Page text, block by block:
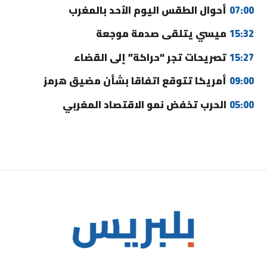
07:00 أحوال الطقس اليوم الأحد بالمغرب
15:32 ميسي يتلقى صدمة موجعة
15:27تصريحات تجر “حراكة” إلى القضاء
09:00 أمريكا تتوقع اتفاقا بشأن مضيق هرمز
05:00 الحرب تخفض نمو الاقتصاد المغربي